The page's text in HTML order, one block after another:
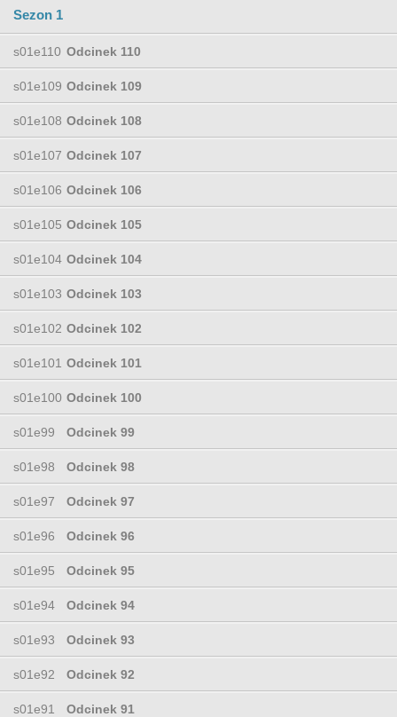
Sezon 1
s01e110 Odcinek 110
s01e109 Odcinek 109
s01e108 Odcinek 108
s01e107 Odcinek 107
s01e106 Odcinek 106
s01e105 Odcinek 105
s01e104 Odcinek 104
s01e103 Odcinek 103
s01e102 Odcinek 102
s01e101 Odcinek 101
s01e100 Odcinek 100
s01e99 Odcinek 99
s01e98 Odcinek 98
s01e97 Odcinek 97
s01e96 Odcinek 96
s01e95 Odcinek 95
s01e94 Odcinek 94
s01e93 Odcinek 93
s01e92 Odcinek 92
s01e91 Odcinek 91